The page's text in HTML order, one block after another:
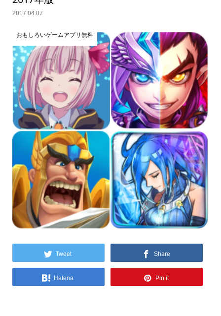
2017.04.07
おもしろいゲームアプリ無料
Tweet Share
Hatena Pin it